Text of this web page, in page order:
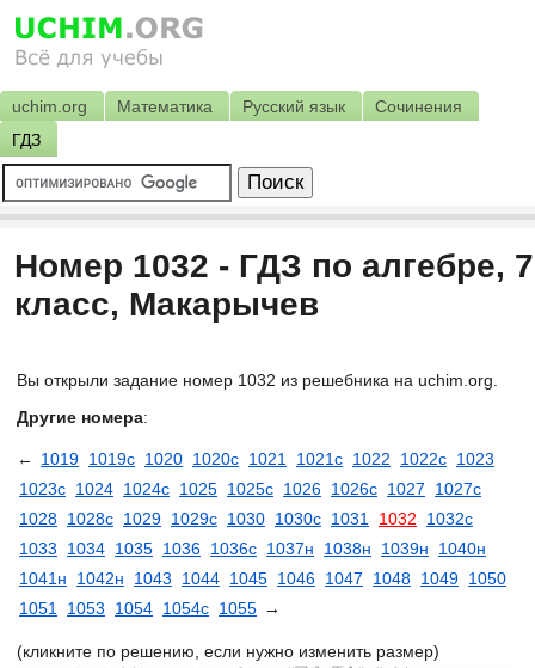
uchim.org Математика Русский язык
Сочинения
ГДЗ
Номер 1032 - ГДЗ по алгебре, 7
класс, Макарычев
Вы открыли задание номер 1032 из решебника на uchim.org.
Другие номера:
← 1019 1019с 1020 1020с 1021 1021с 1022 1022с 1023
1023с 1024 1024с 1025 1025с 1026 1026с 1027
1027с
1028 1028с 1029 1029с 1030 1030с 1031 1032
1032с
1033
1034 1035 1036 1036с 1037н 1038н 1039н
1040н
1041н
1042н 1043 1044 1045 1046 1047 1048 1049 1050
1051
1053 1054 1054с 1055 →
(кликните по решению, если нужно изменить размер)